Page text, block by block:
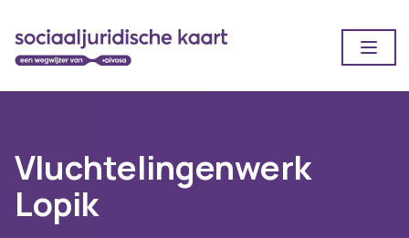
Vluchtelingenwerk
Lopik